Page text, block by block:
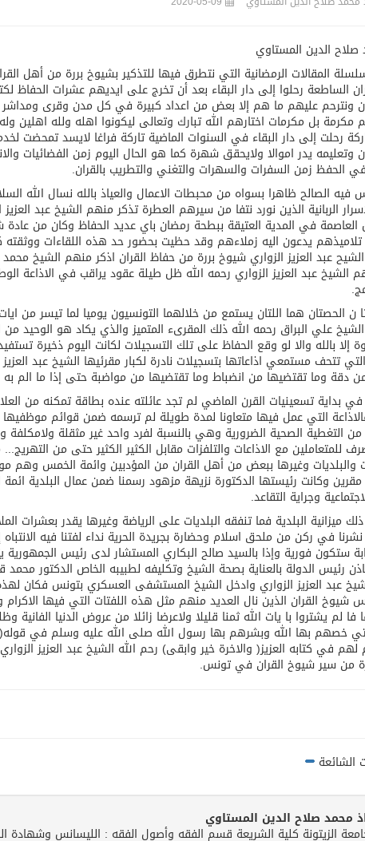
الدين المستاوي
المقالات الرمضانية التي نتطرق فيها للتذكير بشيوخ بررة من أهل
الساطعة رحلوا إلى دار البقاء بعد أن تخرج على ايديهم عشرات
ونترحم عليهم ما هم إلا بعض من اعداد كبيرة في كل مدن وقرى
مكرمة بل مكرمات اختارهم الله تبارك وتعالى ليكونوا اهله ولله اهلين
رحلت إلى دار البقاء في السنوات الماضية تاركة فراغا لايسد تمحضت
وتعليمه يدر اموالا ولايحقق شهرة كما هو الحال اليوم زمن الفضائيات
في الحفظ زمن السفرات والسهرات والتغني والتطريب بالقران.
فيه الصالح ظاهرا بسواه من محبطات الاعمال والعياذ بالله نسال الله
الربانية الذين نورد نتفا من سيرهم العطرة تذكر منهم الشيخ عبد
في المدية العتيقة ببطحة رمضان باي عديد الحفاظ وكان من عادة
تلاميذهم يدعون اليه زملاءهم وقد حظيت بحضور حد هذه اللقاءات
عبد العزيز الزواري شيوخ بررة من حفاظ القران اذكر منهم الشيخ
الشيخ عبد العزيز الزواري رحمه الله ظل طيلة عقود يراقب في الاذاعة
ن الحصتان هما اللتان يستمع من خلالهما التونسيون يوميا لما تيسر من
علي البراق رحمه الله ذلك المقرىء المتميز والذي يكاد هو الوحيد
إلا بالله والا لو وقع الحفاظ على تلك التسجيلات لكانت اليوم ذخيرة
تتحف مستمعي اذاعاتها بتسجيلات نادرة لكبار مقرئيها الشيخ عبد العزيز
دقة وما تقتضيها من انضباط وما تقتضيها من مواضبة حتى إذا ما الم به
بداية تسعينيات القرن الماضي لم تجد عائلته عنده بطاقة تمكنه من
التي عمل فيها متعاونا لمدة طويلة لم ترسمه ضمن قوائم
التغطية الصحية الضرورية وهي بالنسبة لفرد واحد غير مثقلة ولامكلفة
للمتعاملين مع الاذاعات والتلفزات مقابل الكثير الكثير حتى من
وغيرها ببعض من أهل القران من المؤدبين وائمة الخمس وهم
وكانت رئيستها الدكتورة نزيهة مزهود رسمنا ضمن عمال البلدية
وجراية التقاعد.
ميزانية البلدية فما تنفقه البلديات على الرياضة وغيرها يقدر بعشرات
في ركن من ملحق اسلام وحضارة بجريدة الحرية نداء لفتنا فيه
ستكون فورية وإذا بالسيد صالح البكاري المستشار لدى رئيس
رئيس الدولة بالعناية بصحة الشيخ وتكليفه لطبيبه الخاص الدكتور محمد
عبد العزيز الزواري وادخل الشيخ المستشفى العسكري بتونس فكان
شيوخ القران الذين نال العديد منهم مثل هذه اللفتات التي فيها الاكرام
لم يشتروا با يات الله ثمنا قليلا ولاعرضا زائلا من عروض الدنيا
التي خصهم بها الله وبشرهم بها رسول الله صلى الله عليه وسلم في
لهم في كتابه العزيز( والاخرة خير وابقى) رحم الله الشيخ عبد العزيز
من سير شيوخ القران في تونس.
الشائعة
محمد صلاح الدين المستاوي
الزيتونة كلية الشريعة قسم الفقه وأصول الفقه : الليسانس